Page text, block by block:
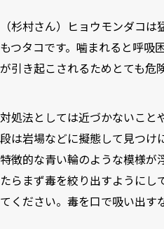
（杉村さん）ヒョウモンダコ
もつタコです。噛まれると呼吸
が引き起こされるためとても危
対処法としては近づかないこと
段は岩場などに擬態して見つけ
特徴的な青い輪のような模様が
たらまず毒を絞り出すようにし
てください。毒を口で吸い出す